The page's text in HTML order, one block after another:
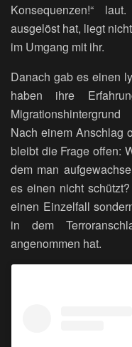
Konsequenzen!“
ausgelöst hat, liegt
im Umgang mit ihr.
Danach gab es einen
haben ihre
Nach einem Anschlag
bleibt die Frage offen:
dem man
es einen nicht
einen Einzelfall
in dem
angenommen hat.